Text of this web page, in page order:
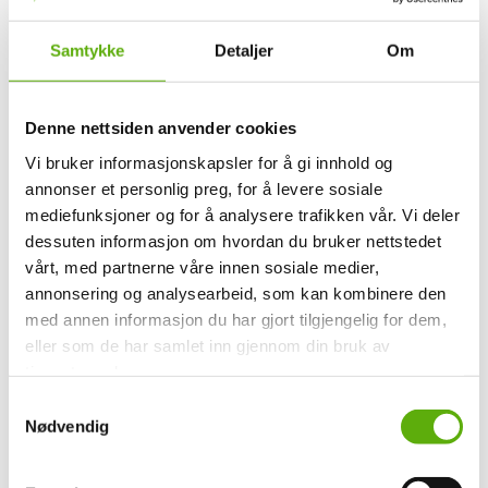
Samtykke Detaljer Om
Denne nettsiden anvender cookies
Vi bruker informasjonskapsler for å gi innhold og
annonser et personlig preg, for å levere sosiale
mediefunksjoner og for å analysere trafikken vår. Vi deler
dessuten informasjon om hvordan du bruker nettstedet
vårt, med partnerne våre innen sosiale medier,
annonsering og analysearbeid, som kan kombinere den
med annen informasjon du har gjort tilgjengelig for dem,
eller som de har samlet inn gjennom din bruk av
Nødvendig
Christine Sæther
Daglig leder
Email:christine.saether@datelco.no